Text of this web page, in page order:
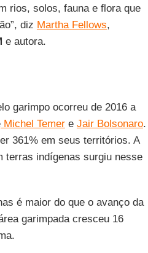
rios, solos, fauna e flora que
diz Martha Fellows,
e autora.
garimpo ocorreu de 2016 a
Michel Temere Jair Bolsonaro.
361% em seus territórios. A
terras indígenas surgiu nesse
é maior do que o avanço da
garimpada cresceu 16